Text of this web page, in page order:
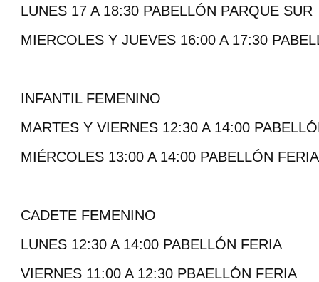
LUNES 17 A 18:30 PABELLÓN PARQUE SUR
MIERCOLES Y JUEVES 16:00 A 17:30
INFANTIL FEMENINO
MARTES Y VIERNES 12:30 A 14:00
MIÉRCOLES 13:00 A 14:00 PABELLÓN FERIA
CADETE FEMENINO
LUNES 12:30 A 14:00 PABELLÓN FERIA
VIERNES 11:00 A 12:30 PBAELLÓN FERIA